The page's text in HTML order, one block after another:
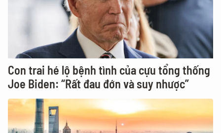
Con trai hé lộ bệnh tình của cựu tổng thống
Joe Biden: “Rất đau đớn và suy nhược”